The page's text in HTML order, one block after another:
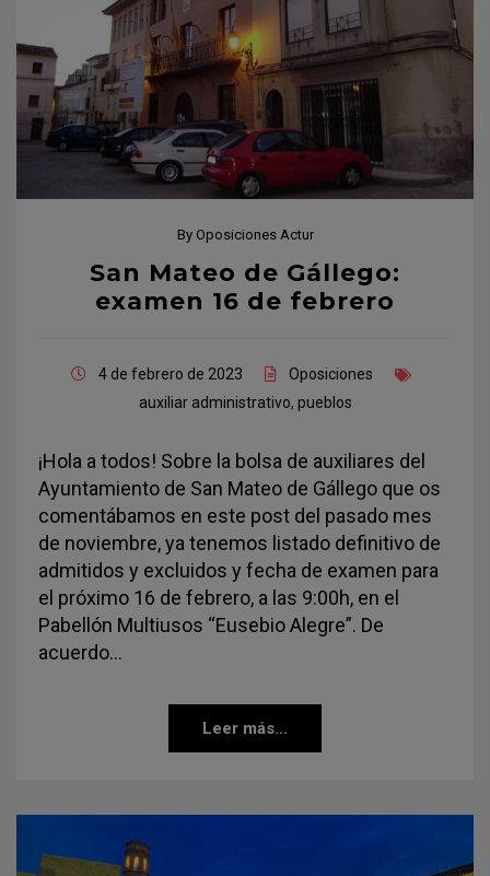
By Oposiciones Actur
San Mateo de Gállego:
examen 16 de febrero
4 de febrero de 2023
Oposiciones
auxiliar administrativo, pueblos
¡Hola a todos! Sobre la bolsa de auxiliares del
Ayuntamiento de San Mateo de Gállego que os
comentábamos en este post del pasado mes
de noviembre, ya tenemos listado definitivo de
admitidos y excluidos y fecha de examen para
el próximo 16 de febrero, a las 9:00h, en el
Pabellón Multiusos “Eusebio Alegre”. De
acuerdo…
Leer más...